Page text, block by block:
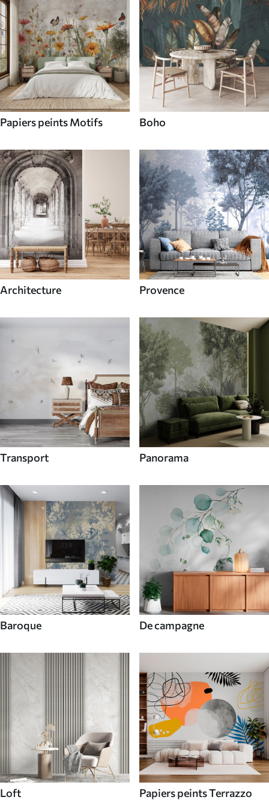
Papiers peints Motifs Boho
Architecture Provence
Transport Panorama
Baroque De campagne
Loft Papiers peints Terrazzo